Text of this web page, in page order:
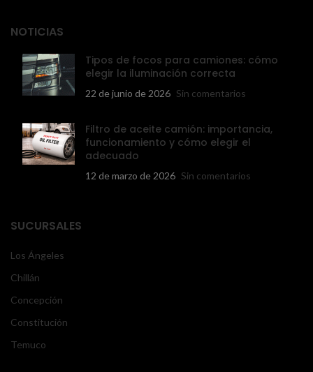
NOTICIAS
Tipos de focos para camiones: cómo
elegir la iluminación correcta
22 de junio de 2026 Sin comentarios
Filtro de aceite camión: importancia,
funcionamiento y cómo elegir el
adecuado
12 de marzo de 2026 Sin comentarios
SUCURSALES
Los Ángeles
Chillán
Concepción
Constitución
Temuco